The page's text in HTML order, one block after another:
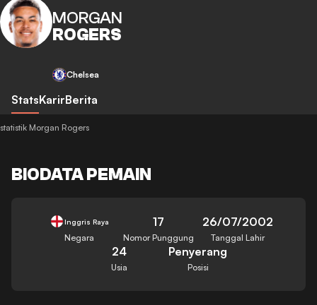
MORGAN
ROGERS
Chelsea
StatsKarirBerita
statistik Morgan Rogers
BIODATA PEMAIN
Inggris Raya
Negara
17
Nomor Punggung
26/07/2002
Tanggal Lahir
24
Usia
Penyerang
Posisi